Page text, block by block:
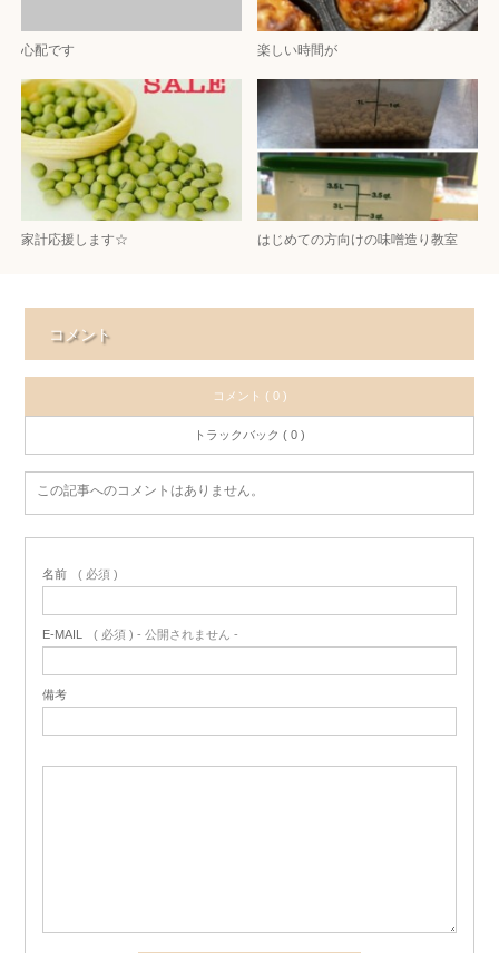
心配です 楽しい時間が
家計応援します☆ はじめての方向けの味噌造り教室
コメント
コメント ( 0 )
トラックバック ( 0 )
この記事へのコメントはありません。
名前 ( 必須 )
E-MAIL ( 必須 ) - 公開されません -
備考